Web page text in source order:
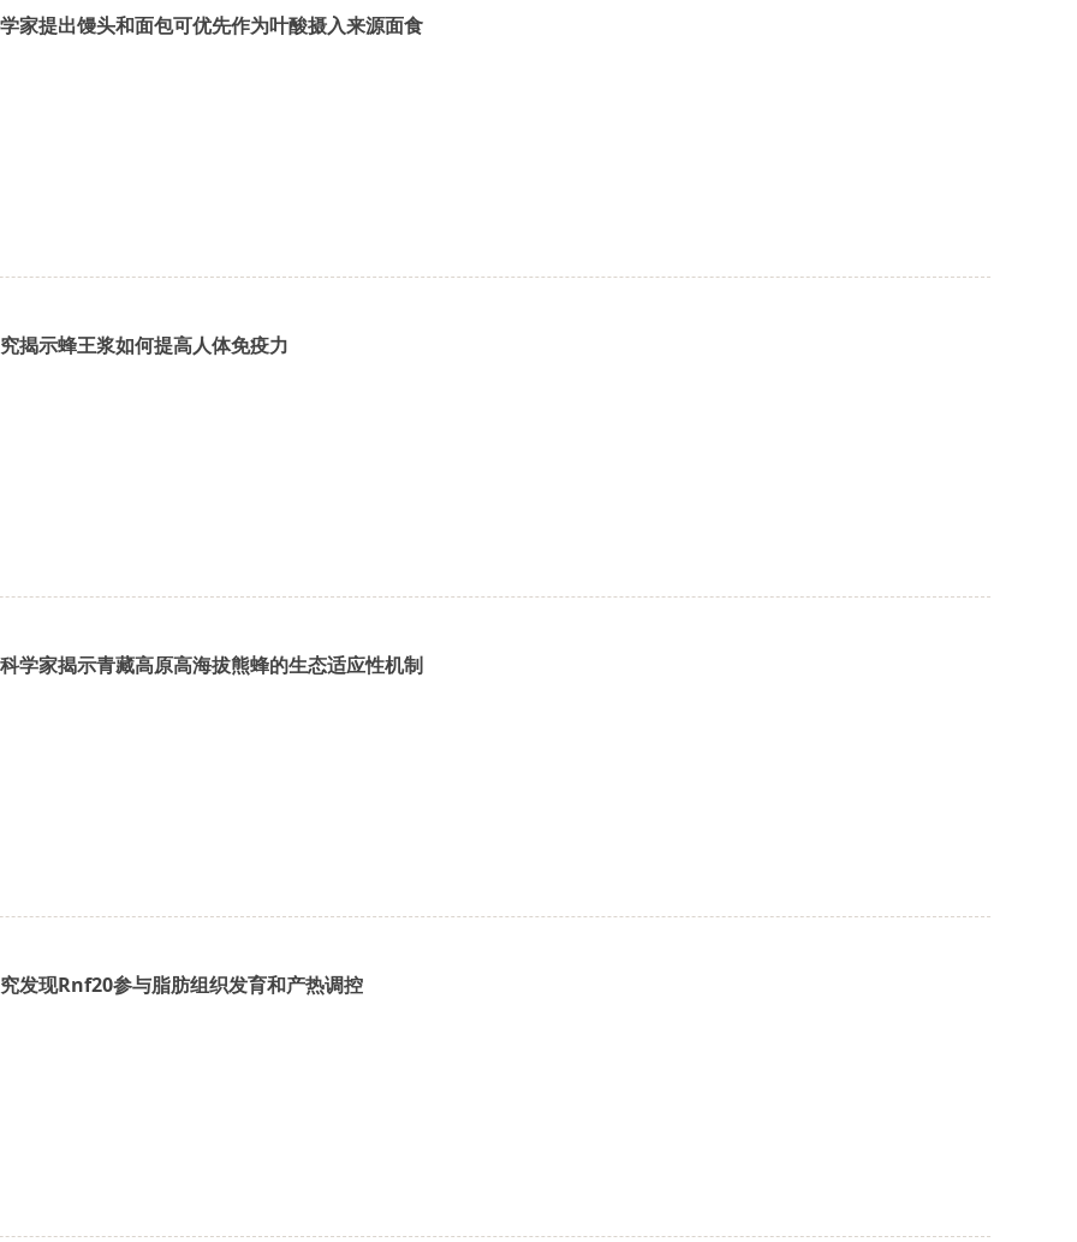
家提出馒头和面包可优先作为叶酸摄入来源面食
揭示蜂王浆如何提高人体免疫力
学家揭示青藏高原高海拔熊蜂的生态适应性机制
发现Rnf20参与脂肪组织发育和产热调控